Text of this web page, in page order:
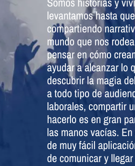
levantamos hasta
compartiendo
mundo que nos
pensar en cómo
ayudar a alcanzar lo
descubrir la magia
a todo tipo de
laborales, compartir
hacerlo es en gran
las manos vacías.
de muy fácil
de comunicar y